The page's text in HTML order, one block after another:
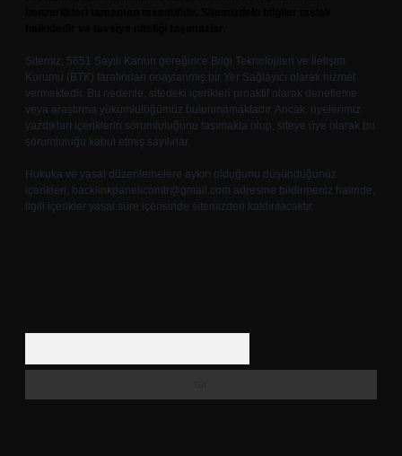
Sitemiz, 5651 Sayılı Kanun gereğince Bilgi Teknolojileri ve İletişim
Kurumu (BTK) tarafından onaylanmış bir Yer Sağlayıcı olarak hizmet
vermektedir. Bu nedenle, sitedeki içerikleri proaktif olarak denetleme
veya araştırma yükümlülüğümüz bulunmamaktadır. Ancak, üyelerimiz
yazdıkları içeriklerin sorumluluğunu taşımakta olup, siteye üye olarak bu
sorumluluğu kabul etmiş sayılırlar.
Hukuka ve yasal düzenlemelere aykırı olduğunu düşündüğünüz
içerikleri, backlinkpanelicomtr@gmail.com adresine bildirmeniz halinde,
ilgili içerikler yasal süre içerisinde sitemizden kaldırılacaktır.